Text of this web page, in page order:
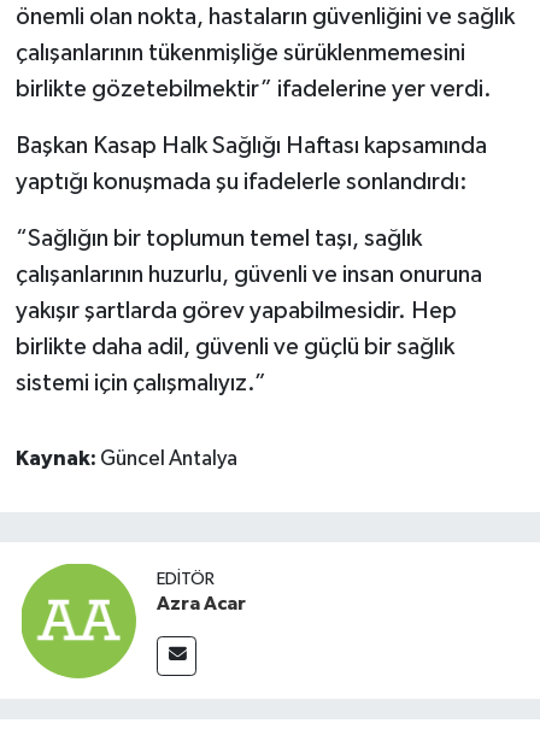
önemli olan nokta, hastaların güvenliğini ve sağlık
çalışanlarının tükenmişliğe sürüklenmemesini
birlikte gözetebilmektir” ifadelerine yer verdi.
Başkan Kasap Halk Sağlığı Haftası kapsamında
yaptığı konuşmada şu ifadelerle sonlandırdı:
“Sağlığın bir toplumun temel taşı, sağlık
çalışanlarının huzurlu, güvenli ve insan onuruna
yakışır şartlarda görev yapabilmesidir. Hep
birlikte daha adil, güvenli ve güçlü bir sağlık
sistemi için çalışmalıyız.”
Kaynak: Güncel Antalya
EDITÖR
Azra Acar